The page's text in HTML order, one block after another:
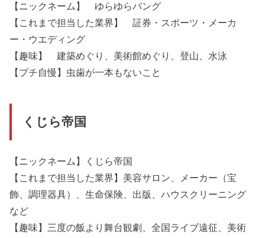
【ニックネーム】 ゆらゆらバング
【これまで担当した業界】 証券・スポーツ・メーカ
ー・ウエディング
【趣味】 建築めぐり、美術館めぐり、登山、水泳
【プチ自慢】虫歯が一本もないこと
くじら帝国
【ニックネーム】くじら帝国
【これまで担当した業界】美容サロン、メーカー（宝
飾、調理器具）、生命保険、出版、ハウスクリーニング
など
【趣味】三度の飯より舞台観劇、全国ライブ遠征、美術